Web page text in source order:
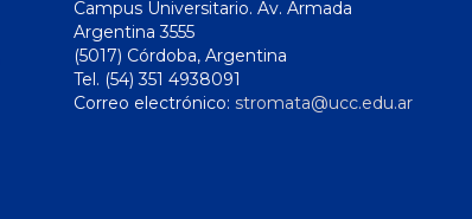
Campus Universitario. Av. Armada
Argentina 3555
(5017) Córdoba, Argentina
Tel. (54) 351 4938091
Correo electrónico: stromata@ucc.edu.ar